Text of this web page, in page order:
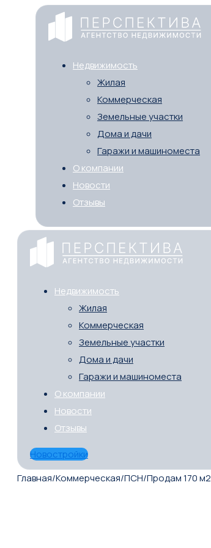
Недвижимость
Жилая
Коммерческая
Земельные участки
Дома и дачи
Гаражи и машиноместа
О компании
Новости
Отзывы
Недвижимость
Жилая
Коммерческая
Земельные участки
Дома и дачи
Гаражи и машиноместа
О компании
Новости
Отзывы
Новостройки
Главная/Коммерческая/ПСН/Продам 170 м2